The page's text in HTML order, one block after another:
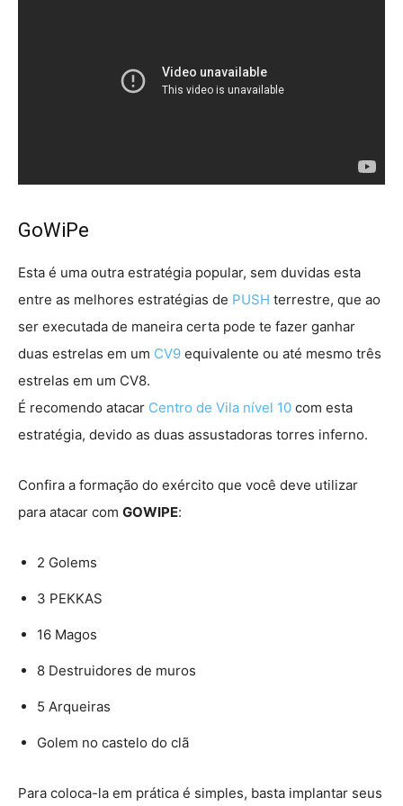
GoWiPe
Esta é uma outra estratégia popular, sem duvidas esta
entre as melhores estratégias de PUSH terrestre, que ao
ser executada de maneira certa pode te fazer ganhar
duas estrelas em um CV9 equivalente ou até mesmo três
estrelas em um CV8.
É recomendo atacar Centro de Vila nível 10 com esta
estratégia, devido as duas assustadoras torres inferno.
Confira a formação do exército que você deve utilizar
para atacar com GOWIPE:
2 Golems
3 PEKKAS
16 Magos
8 Destruidores de muros
5 Arqueiras
Golem no castelo do clã
Para coloca-la em prática é simples, basta implantar seus